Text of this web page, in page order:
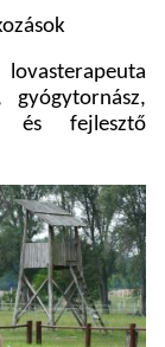
gyógytornász,
és fejlesztő